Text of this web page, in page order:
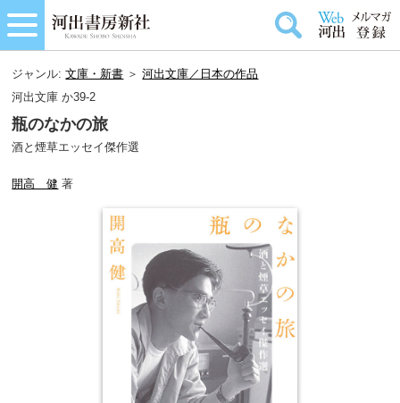
ジャンル:文庫・新書 ＞河出文庫／日本の作品
河出文庫 か39-2
瓶のなかの旅
酒と煙草エッセイ傑作選
開高 健 著